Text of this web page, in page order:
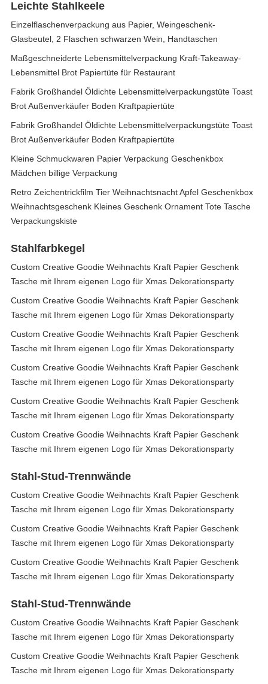
Leichte Stahlkeele
Einzelflaschenverpackung aus Papier, Weingeschenk-
Glasbeutel, 2 Flaschen schwarzen Wein, Handtaschen
Maßgeschneiderte Lebensmittelverpackung Kraft-Takeaway-
Lebensmittel Brot Papiertüte für Restaurant
Fabrik Großhandel Öldichte Lebensmittelverpackungstüte Toast
Brot Außenverkäufer Boden Kraftpapiertüte
Fabrik Großhandel Öldichte Lebensmittelverpackungstüte Toast
Brot Außenverkäufer Boden Kraftpapiertüte
Kleine Schmuckwaren Papier Verpackung Geschenkbox
Mädchen billige Verpackung
Retro Zeichentrickfilm Tier Weihnachtsnacht Apfel Geschenkbox
Weihnachtsgeschenk Kleines Geschenk Ornament Tote Tasche
Verpackungskiste
Stahlfarbkegel
Custom Creative Goodie Weihnachts Kraft Papier Geschenk
Tasche mit Ihrem eigenen Logo für Xmas Dekorationsparty
Custom Creative Goodie Weihnachts Kraft Papier Geschenk
Tasche mit Ihrem eigenen Logo für Xmas Dekorationsparty
Custom Creative Goodie Weihnachts Kraft Papier Geschenk
Tasche mit Ihrem eigenen Logo für Xmas Dekorationsparty
Custom Creative Goodie Weihnachts Kraft Papier Geschenk
Tasche mit Ihrem eigenen Logo für Xmas Dekorationsparty
Custom Creative Goodie Weihnachts Kraft Papier Geschenk
Tasche mit Ihrem eigenen Logo für Xmas Dekorationsparty
Custom Creative Goodie Weihnachts Kraft Papier Geschenk
Tasche mit Ihrem eigenen Logo für Xmas Dekorationsparty
Stahl-Stud-Trennwände
Custom Creative Goodie Weihnachts Kraft Papier Geschenk
Tasche mit Ihrem eigenen Logo für Xmas Dekorationsparty
Custom Creative Goodie Weihnachts Kraft Papier Geschenk
Tasche mit Ihrem eigenen Logo für Xmas Dekorationsparty
Custom Creative Goodie Weihnachts Kraft Papier Geschenk
Tasche mit Ihrem eigenen Logo für Xmas Dekorationsparty
Stahl-Stud-Trennwände
Custom Creative Goodie Weihnachts Kraft Papier Geschenk
Tasche mit Ihrem eigenen Logo für Xmas Dekorationsparty
Custom Creative Goodie Weihnachts Kraft Papier Geschenk
Tasche mit Ihrem eigenen Logo für Xmas Dekorationsparty